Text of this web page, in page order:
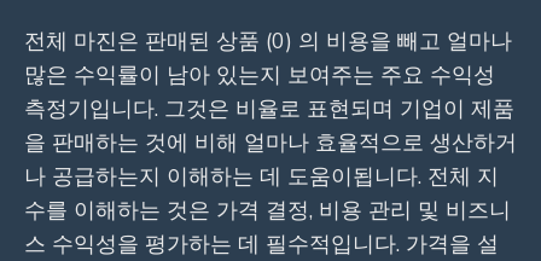
전체 마진은 판매된 상품 (0) 의 비용을 빼고 얼마나
많은 수익률이 남아 있는지 보여주는 주요 수익성
측정기입니다. 그것은 비율로 표현되며 기업이 제품
을 판매하는 것에 비해 얼마나 효율적으로 생산하거
나 공급하는지 이해하는 데 도움이됩니다. 전체 지
수를 이해하는 것은 가격 결정, 비용 관리 및 비즈니
스 수익성을 평가하는 데 필수적입니다. 가격을 설